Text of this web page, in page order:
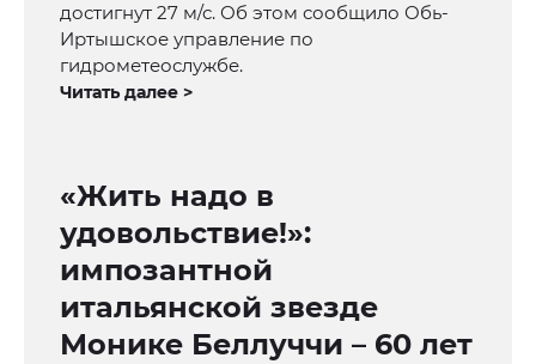
достигнут 27 м/с. Об этом сообщило Обь-
Иртышское управление по
гидрометеослужбе.
Читать далее >
«Жить надо в
удовольствие!»:
импозантной
итальянской звезде
Монике Беллуччи – 60 лет